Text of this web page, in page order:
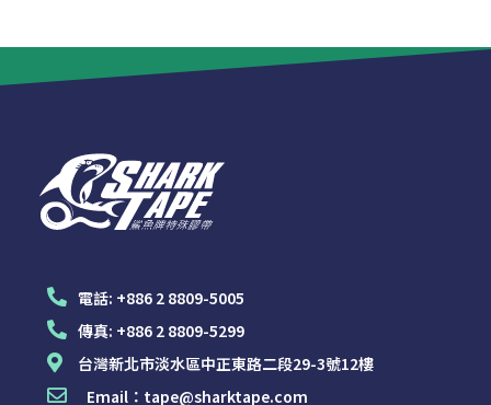
電話: +886 2 8809-5005
傳真: +886 2 8809-5299
台灣新北市淡水區中正東路二段29-3號12樓
Email： tape@sharktape.com